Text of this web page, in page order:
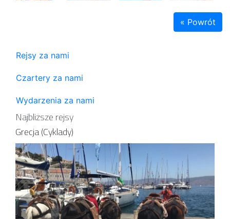
« Powrót
Rejsy za nami
Czartery za nami
Wydarzenia za nami
Najbliższe rejsy
Grecja (Cyklady)